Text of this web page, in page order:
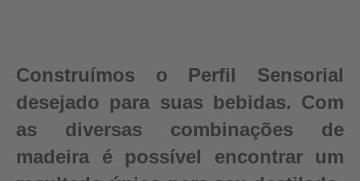
Construímos o Perfil Sensorial
desejado para suas bebidas. Com
as diversas combinações de
madeira é possível encontrar um